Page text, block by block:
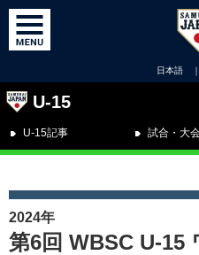
日本語 ｜
U-15
U-15記事 試合・大
2024年
第6回 WBSC U-15